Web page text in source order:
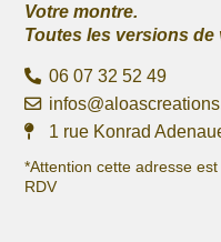
Votre montre.
Toutes les versions de
06 07 32 52 49
1 rue Konrad
*Attention cette adresse
RDV